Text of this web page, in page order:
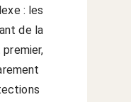
: les
de la